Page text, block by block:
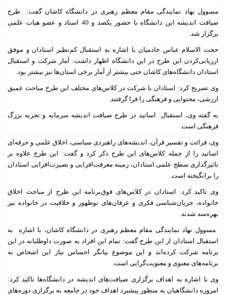
مسوول نهاد نمایندگی مقام معظم رهبری در دانشگاه کاشان گفت: طرح
ضیافت اندیشه این دانشگاه با حضور یکصد و 40 استاد و عضو هیات علمی
برگزار شد.
حجت الاسلام عباس خادمیان با اشاره به استقبال کم‌نظیر استادان و موفق
ارزیابی‌کردن این طرح در این دانشگاه اظهار داشت: آمار شرکت و استقبال
استادان دانشگاه‌های کاشان حتی بیشتر از آمار برخی استان‌ها نیز بیشتر بود.
وی تصریح کرد: استادان با شرکت در کلاس‌های مختلف این طرح مباحث عمیق
ارزشی، محتوایی و فرهنگی را فرا گرفتند.
به گفته وی، استقبال اساتید در طرح ضیافت اندیشه سرمایه و تجربه بزرگ
فرهنگی است.
وی، قرائت و تفسیر قرآن، اندیشه‌های راهبردی سیاسی، اخلاق علمی و حرفه‌ای
اساتید را از جمله کلاس‌های این طرح ذکر کرد و گفت: این طرح علاوه بر
تاثیرگذاری سطح علمی استادان، زمینه معرفت‌افزایی و بصیرت‌افزایی استادان
را برانگیخته است.
وی تاکید کرد: استادان در کلاس‌های فوق‌برنامه این طرح از مباحث اخلاق
خانواده، جریان‌شناسی فکری و عرفان‌های نوظهور و خلاقیت در خانواده نیز
بهره‌مند شدند.
مسوول نهاد نمایندگی مقام معظم رهبری در دانشگاه کاشان، با اشاره به
استقبال استادان از این طرح گفت: تمام این افراد به صورت داوطلبانه در این
برنامه شرکت کرده‌اند و این موضوع بیانگر احساس نیاز این اشخاص به
برنامه‌های معنوی و معنویت‌گرایی است.
وی با اشاره به اهداف برگزاری ضیافت‌های اندیشه در دانشگاه‌ها تاکید کرد:
امروزه دانشگاهیان به منظور پیشبرد اهداف خود در جامعه به برگزاری دوره‌های